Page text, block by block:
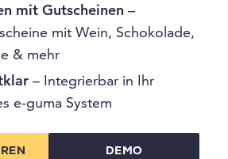
mit Gutscheinen –
mit Wein, Schokolade,
& mehr
– Integrierbar in Ihr
e-guma System
DEMO